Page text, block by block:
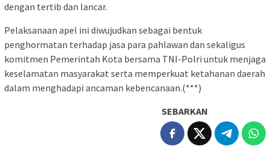
dengan tertib dan lancar.
Pelaksanaan apel ini diwujudkan sebagai bentuk
penghormatan terhadap jasa para pahlawan dan sekaligus
komitmen Pemerintah Kota bersama TNI-Polri untuk menjaga
keselamatan masyarakat serta memperkuat ketahanan daerah
dalam menghadapi ancaman kebencanaan.(***)
SEBARKAN